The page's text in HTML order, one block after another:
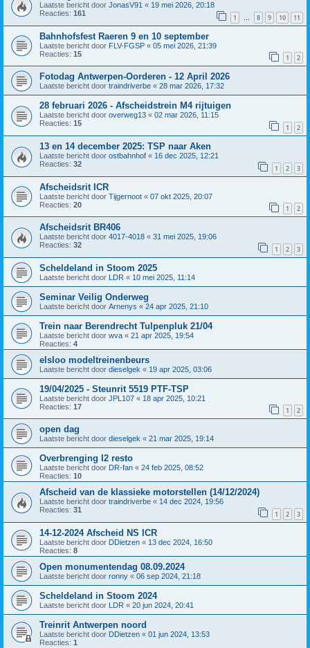
Laatste bericht door JonasV91 « 19 mei 2026, 20:18
Reacties: 161 1 … 8 9 10 11
Bahnhofsfest Raeren 9 en 10 september
Laatste bericht door FLV-FGSP « 05 mei 2026, 21:39
Reacties: 15 1 2
Fotodag Antwerpen-Oorderen - 12 April 2026
Laatste bericht door traindriverbe « 28 mar 2026, 17:32
28 februari 2026 - Afscheidstrein M4 rijtuigen
Laatste bericht door overweg13 « 02 mar 2026, 11:15
Reacties: 15 1 2
13 en 14 december 2025: TSP naar Aken
Laatste bericht door ostbahnhof « 16 dec 2025, 12:21
Reacties: 32 1 2 3
Afscheidsrit ICR
Laatste bericht door Tijgernoot « 07 okt 2025, 20:07
Reacties: 20 1 2
Afscheidsrit BR406
Laatste bericht door 4017-4018 « 31 mei 2025, 19:06
Reacties: 32 1 2 3
Scheldeland in Stoom 2025
Laatste bericht door LDR « 10 mei 2025, 11:14
Seminar Veilig Onderweg
Laatste bericht door Arnenys « 24 apr 2025, 21:10
Trein naar Berendrecht Tulpenpluk 21/04
Laatste bericht door wva « 21 apr 2025, 19:54
Reacties: 4
elsloo modeltreinenbeurs
Laatste bericht door dieselgek « 19 apr 2025, 03:06
19/04/2025 - Steunrit 5519 PTF-TSP
Laatste bericht door JPL107 « 18 apr 2025, 10:21
Reacties: 17 1 2
open dag
Laatste bericht door dieselgek « 21 mar 2025, 19:14
Overbrenging I2 resto
Laatste bericht door DR-fan « 24 feb 2025, 08:52
Reacties: 10
Afscheid van de klassieke motorstellen (14/12/2024)
Laatste bericht door traindriverbe « 14 dec 2024, 19:56
Reacties: 31 1 2 3
14-12-2024 Afscheid NS ICR
Laatste bericht door DDietzen « 13 dec 2024, 16:50
Reacties: 8
Open monumentendag 08.09.2024
Laatste bericht door ronny « 06 sep 2024, 21:18
Scheldeland in Stoom 2024
Laatste bericht door LDR « 20 jun 2024, 20:41
Treinrit Antwerpen noord
Laatste bericht door DDietzen « 01 jun 2024, 13:53
Reacties: 1